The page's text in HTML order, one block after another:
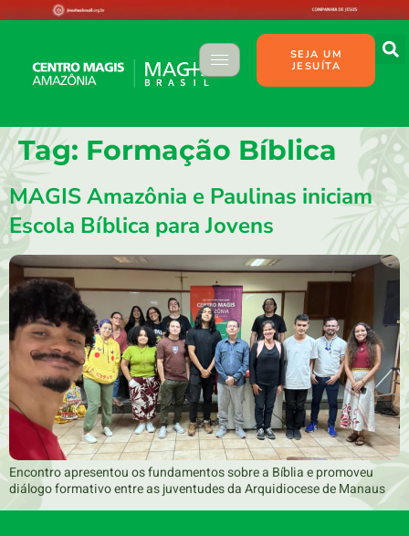
SEJA UM
JESUÍTA
Tag: Formação Bíblica
MAGIS Amazônia e Paulinas iniciam
Escola Bíblica para Jovens
Encontro apresentou os fundamentos sobre a Bíblia e promoveu
diálogo formativo entre as juventudes da Arquidiocese de Manaus